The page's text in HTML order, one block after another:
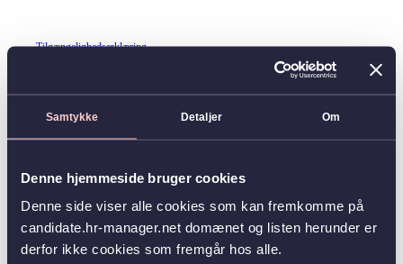
Samtykke Detaljer Om
Denne hjemmeside bruger cookies
Denne side viser alle cookies som kan fremkomme på
candidate.hr-manager.net domænet og listen herunder er
derfor ikke cookies som fremgår hos alle.
Tilgængelighedserklæring